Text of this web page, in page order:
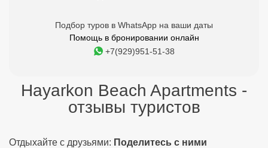
Подбор туров в WhatsApp на ваши даты
Помощь в бронировании онлайн
+7(929)951-51-38
Hayarkon Beach Apartments -
отзывы туристов
Отдыхайте с друзьями: Поделитесь с ними